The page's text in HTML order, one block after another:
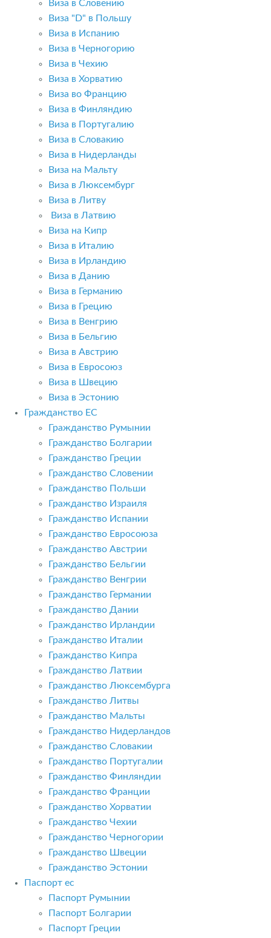
Виза в Словению
Виза "D" в Польшу
Виза в Испанию
Виза в Черногорию
Виза в Чехию
Виза в Хорватию
Виза во Францию
Виза в Финляндию
Виза в Португалию
Виза в Словакию
Виза в Нидерланды
Виза на Мальту
Виза в Люксембург
Виза в Литву
Виза в Латвию
Виза на Кипр
Виза в Италию
Виза в Ирландию
Виза в Данию
Виза в Германию
Виза в Грецию
Виза в Венгрию
Виза в Бельгию
Виза в Австрию
Виза в Евросоюз
Виза в Швецию
Виза в Эстонию
Гражданство ЕС
Гражданство Румынии
Гражданство Болгарии
Гражданство Греции
Гражданство Словении
Гражданство Польши
Гражданство Израиля
Гражданство Испании
Гражданство Евросоюза
Гражданство Австрии
Гражданство Бельгии
Гражданство Венгрии
Гражданство Германии
Гражданство Дании
Гражданство Ирландии
Гражданство Италии
Гражданство Кипра
Гражданство Латвии
Гражданство Люксембурга
Гражданство Литвы
Гражданство Мальты
Гражданство Нидерландов
Гражданство Словакии
Гражданство Португалии
Гражданство Финляндии
Гражданство Франции
Гражданство Хорватии
Гражданство Чехии
Гражданство Черногории
Гражданство Швеции
Гражданство Эстонии
Паспорт ес
Паспорт Румынии
Паспорт Болгарии
Паспорт Греции